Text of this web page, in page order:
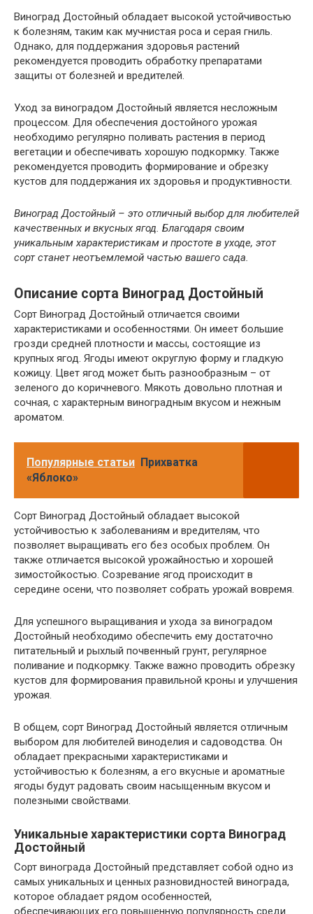
Виноград Достойный обладает высокой устойчивостью
к болезням, таким как мучнистая роса и серая гниль.
Однако, для поддержания здоровья растений
рекомендуется проводить обработку препаратами
защиты от болезней и вредителей.
Уход за виноградом Достойный является несложным
процессом. Для обеспечения достойного урожая
необходимо регулярно поливать растения в период
вегетации и обеспечивать хорошую подкормку. Также
рекомендуется проводить формирование и обрезку
кустов для поддержания их здоровья и продуктивности.
Виноград Достойный – это отличный выбор для любителей
качественных и вкусных ягод. Благодаря своим
уникальным характеристикам и простоте в уходе, этот
сорт станет неотъемлемой частью вашего сада.
Описание сорта Виноград Достойный
Сорт Виноград Достойный отличается своими
характеристиками и особенностями. Он имеет большие
грозди средней плотности и массы, состоящие из
крупных ягод. Ягоды имеют округлую форму и гладкую
кожицу. Цвет ягод может быть разнообразным – от
зеленого до коричневого. Мякоть довольно плотная и
сочная, с характерным виноградным вкусом и нежным
ароматом.
Популярные статьи Прихватка
«Яблоко»
Сорт Виноград Достойный обладает высокой
устойчивостью к заболеваниям и вредителям, что
позволяет выращивать его без особых проблем. Он
также отличается высокой урожайностью и хорошей
зимостойкостью. Созревание ягод происходит в
середине осени, что позволяет собрать урожай вовремя.
Для успешного выращивания и ухода за виноградом
Достойный необходимо обеспечить ему достаточно
питательный и рыхлый почвенный грунт, регулярное
поливание и подкормку. Также важно проводить обрезку
кустов для формирования правильной кроны и улучшения
урожая.
В общем, сорт Виноград Достойный является отличным
выбором для любителей виноделия и садоводства. Он
обладает прекрасными характеристиками и
устойчивостью к болезням, а его вкусные и ароматные
ягоды будут радовать своим насыщенным вкусом и
полезными свойствами.
Уникальные характеристики сорта Виноград
Достойный
Сорт винограда Достойный представляет собой одно из
самых уникальных и ценных разновидностей винограда,
которое обладает рядом особенностей,
обеспечивающих его повышенную популярность среди